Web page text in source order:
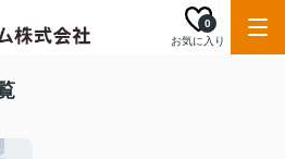
お気に入り
0